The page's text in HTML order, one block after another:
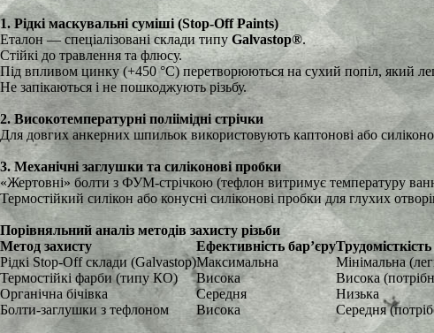
1. Рідкі маскувальні суміші (Stop-Off Paints)
Еталон — спеціалізовані склади типу Galvastop®.
Стійкі до травлення та флюсу.
Під впливом цинку (+450 °C) перетворюються на сухий попіл, який
Не запікаються і не пошкоджують різьбу.
2. Високотемпературні поліімідні стрічки
Для довгих анкерних шпильок використовують каптонові або
3. Механічні заглушки та силіконові пробки
«Жертовні» болти з ФУМ-стрічкою (тефлон витримує температуру
Термостійкий силікон або конусні силіконові пробки для глухих
Порівняльний аналіз методів захисту різьби
Метод захисту
Ефективність бар’єру
Рідкі Stop-Off склади (Galvastop)Максимальна Мінімальна
Термостійкі фарби (типу КО)
Висока Висока
Органічна бічівка
Середня Низька
Болти-заглушки з тефлоном
Висока Середня